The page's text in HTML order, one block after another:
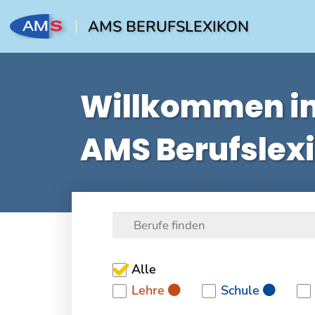
AMS BERUFSLEXIKON
Willkommen
AMS
Alle
Lehre
Schule